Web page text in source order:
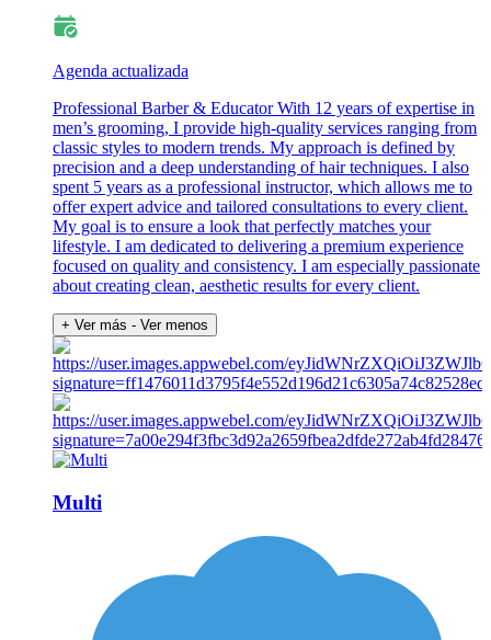
Agenda actualizada
Professional Barber & Educator With 12 years of expertise in
men’s grooming, I provide high-quality services ranging from
classic styles to modern trends. My approach is defined by
precision and a deep understanding of hair techniques. I also
spent 5 years as a professional instructor, which allows me to
offer expert advice and tailored consultations to every client.
My goal is to ensure a look that perfectly matches your
lifestyle. I am dedicated to delivering a premium experience
focused on quality and consistency. I am especially passionate
about creating clean, aesthetic results for every client.
+ Ver más - Ver menos
Multi